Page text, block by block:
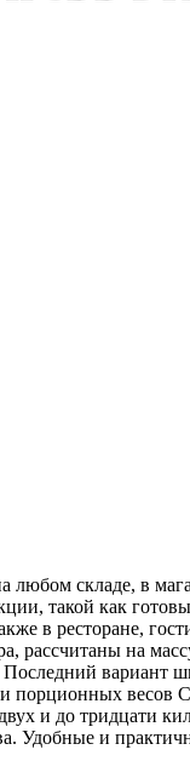
складе, в
такой как
в ресторане,
рассчитаны на
вариант
порционных
и до тридцати
Удобные и